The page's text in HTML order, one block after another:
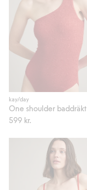
kay/day
One shoulder baddräkt
599 kr.